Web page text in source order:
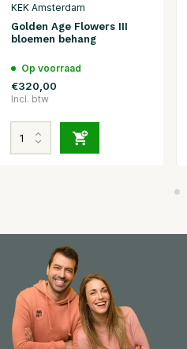
KEK Amsterdam
Golden Age Flowers III
bloemen behang
Op voorraad
€320,00
Incl. btw